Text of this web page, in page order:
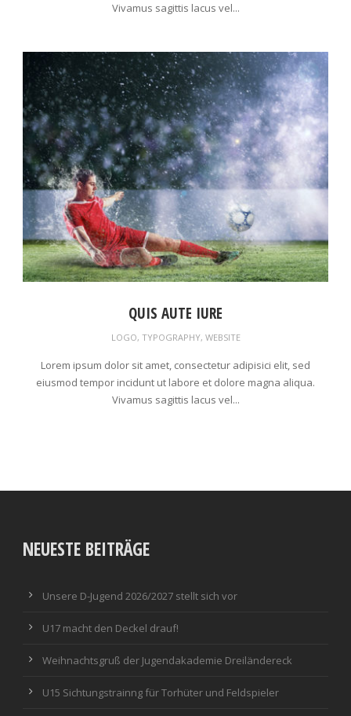
Vivamus sagittis lacus vel...
QUIS AUTE IURE
LOGO, TYPOGRAPHY, WEBSITE
Lorem ipsum dolor sit amet, consectetur adipisici elit, sed
eiusmod tempor incidunt ut labore et dolore magna aliqua.
Vivamus sagittis lacus vel...
NEUESTE BEITRÄGE
Unsere D-Jugend 2026/2027 stellt sich vor
U17 macht den Deckel drauf!
Weihnachtsgruß der Jugendakademie Dreiländereck
U15 Sichtungstrainng für Torhüter und Feldspieler